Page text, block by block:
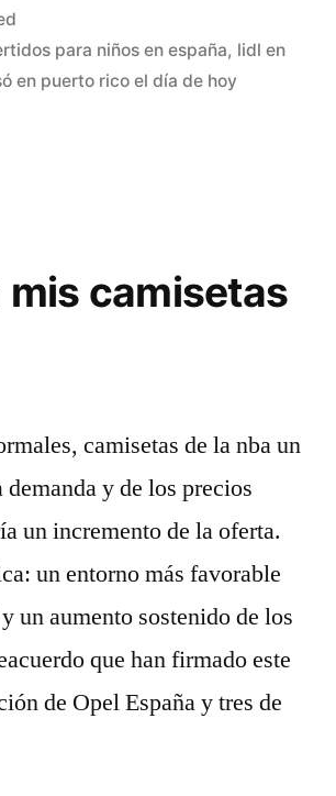
para niños en españa, lidl en
en puerto rico el día de hoy
mis camisetas
camisetas de la nba un
demanda y de los precios
un incremento de la oferta.
un entorno más favorable
un aumento sostenido de los
que han firmado este
de Opel España y tres de